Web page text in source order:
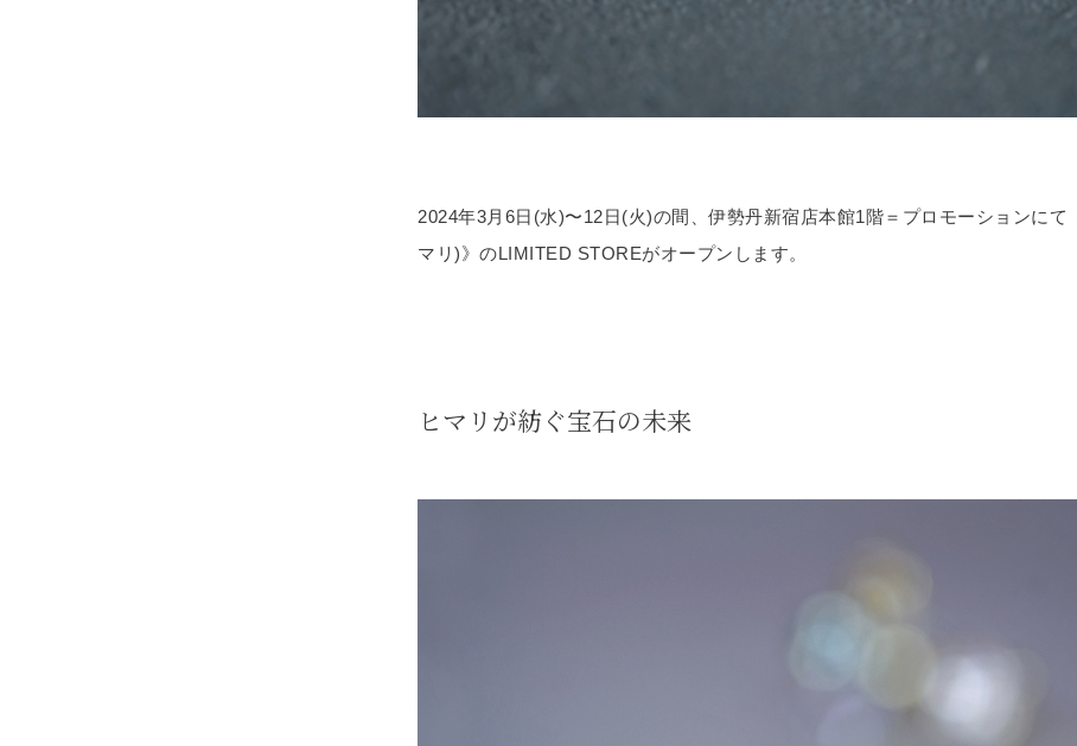
2024年3月6日(水)〜12日(火)の間、伊勢丹新宿店本館1階＝プロモーションにて
マリ)》のLIMITED STOREがオープンします。
ヒマリが紡ぐ宝石の未来